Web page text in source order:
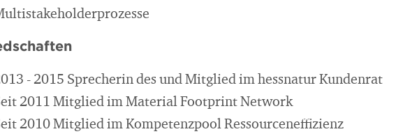
- 2015 Sprecherin des und Mitglied im hessnatur Kundenrat
2011 Mitglied im Material Footprint Network
2010 Mitglied im Kompetenzpool Ressourceneffizienz